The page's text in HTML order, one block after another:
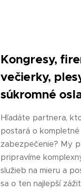
Kongresy,
večierky,
súkromné
Hľadáte partnera,
postará o
zabezpečenie? My
pripravíme
služieb na mieru a
sa o ten najlepší